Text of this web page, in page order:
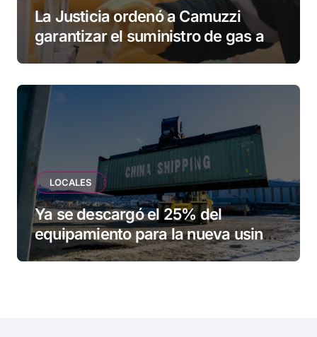
La Justicia ordenó a Camuzzi
garantizar el suministro de gas a
una familia de Tolhuin
LOCALES
Ya se descargó el 25% del
equipamiento para la nueva usina
de Ushuaia